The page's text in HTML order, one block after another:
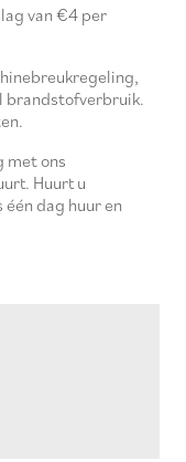
van €4 per
brandstofverbruik.
met ons
Huurt u
dag huur en